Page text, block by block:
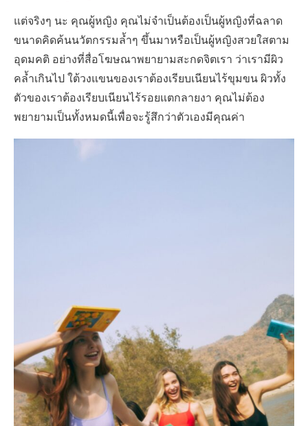
แต่จริงๆ นะ คุณผู้หญิง คุณไม่จำเป็นต้องเป็นผู้หญิงที่ฉลาด
ขนาดคิดค้นนวัตกรรมล้ำๆ ขึ้นมาหรือเป็นผู้หญิงสวยใสตาม
อุดมคติ อย่างที่สื่อโฆษณาพยายามสะกดจิตเรา ว่าเรามีผิว
คล้ำเกินไป ใต้วงแขนของเราต้องเรียบเนียนไร้ขุมขน ผิวทั้ง
ตัวของเราต้องเรียบเนียนไร้รอยแตกลายงา คุณไม่ต้อง
พยายามเป็นทั้งหมดนี้เพื่อจะรู้สึกว่าตัวเองมีคุณค่า